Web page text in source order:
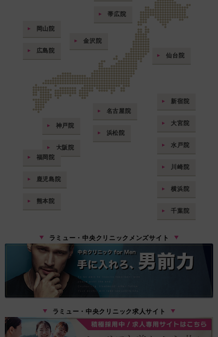
新宿院
大宮院
水戸院
川崎院
横浜院
千葉院
帯広院
仙台院
名古屋院
浜松院
金沢院
神戸院
大阪院
岡山院
広島院
福岡院
鹿児島院
熊本院
ラミュー・中央クリニックメンズサイト
ラミュー・中央クリニック求人サイト